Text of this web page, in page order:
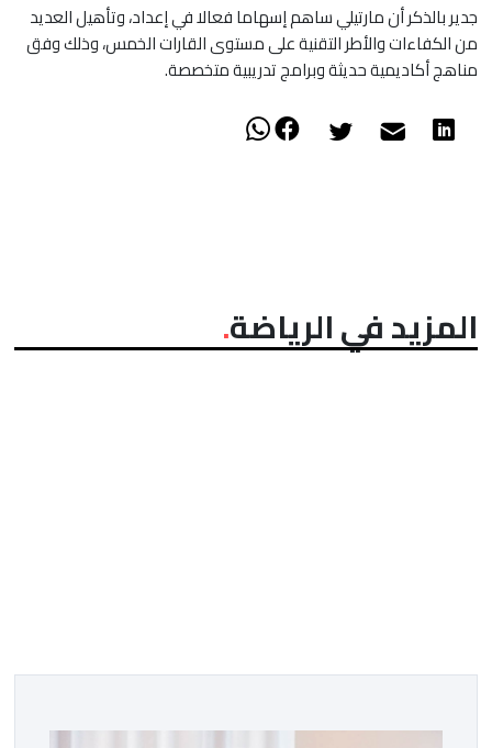
جدير بالذكر أن مارتيلي ساهم إسهاما فعالا في إعداد، وتأهيل العديد
من الكفاءات والأطر التقنية على مستوى القارات الخمس، وذلك وفق
مناهج أكاديمية حديثة وبرامج تدريبية متخصصة.
المزيد في الرياضة